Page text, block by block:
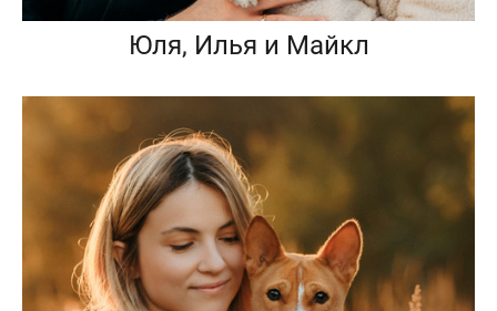
Юля, Илья и Майкл